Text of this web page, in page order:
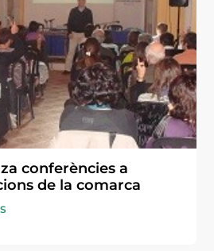
conferències a
de la comarca